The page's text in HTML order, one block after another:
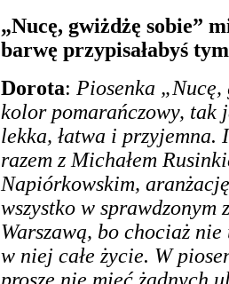
„Nucę, gwiżdżę sobie”
barwę przypisałabyś
Dorota: Piosenka
kolor pomarańczowy, tak
lekka, łatwa i przyjemna.
razem z Michałem
Napiórkowskim,
wszystko w sprawdzonym
Warszawą, bo chociaż
w niej całe życie. W